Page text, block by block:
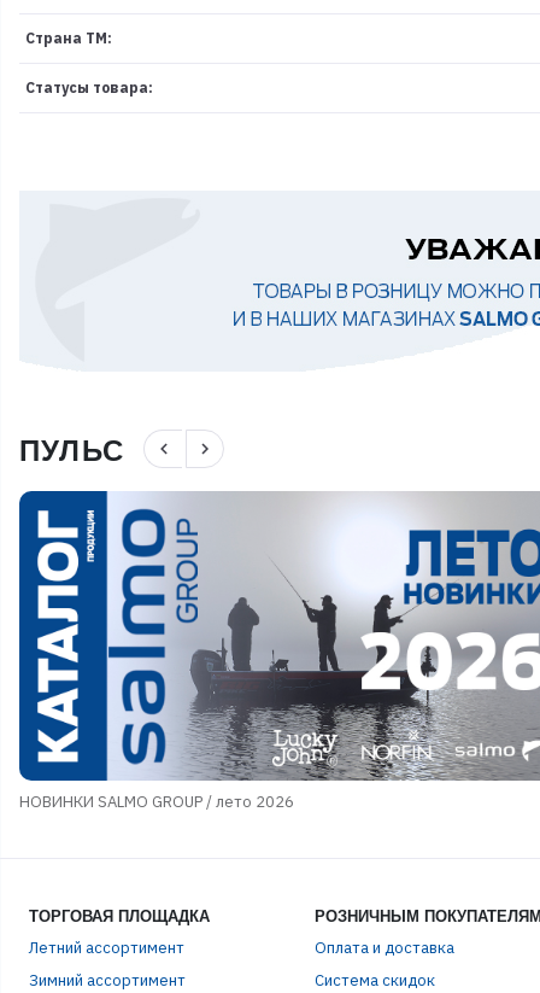
Страна ТМ:
Статусы товара:
ПУЛЬС navigate_before navigate_next
НОВИНКИ SALMO GROUP / лето 2026
ТОРГОВАЯ ПЛОЩАДКА
Летний ассортимент
Зимний ассортимент
РОЗНИЧНЫМ
Оплата и доставка
Система скидок